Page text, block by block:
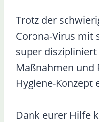
Trotz der
Corona-Virus mit
super
Maßnahmen und
Hygiene-Konzept
Dank eurer Hilfe